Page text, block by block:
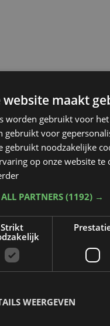
website maakt
worden gebruikt voor
gebruikt voor
gebruikt noodzakelijke
op onze website te
PARTNERS (1192) →
Strikt
WEERGEVEN